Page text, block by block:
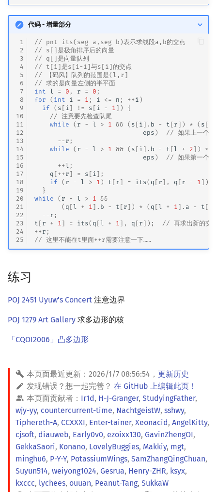
代码 - 增量部分
1
2
3
4
5
6
7
8
9
10
11
12
13
14
15
16
17
18
19
20
21
22
23
24
25
// pnt its(seg a,seg b)表示求线段a,b的交点
// s[]是极角排序后的向量
// q[]是向量队列
// t[i]是s[i-1]与s[i]的交点
// 【码风】队列的范围是(l,r]
// 求的是向量左侧的半平面
int
l = 0 , r = 0 ;
for
( int i = 1 ; i <= n ; ++ i )
if
( s [ i ] != s [ i - 1 ])
{
// 注意要先检查队尾
while
( r - l > 1 && ( s [ i ]. b - t [ r ]) * ( s [
eps )
// 如果上一个交
-- r ;
while
( r - l > 1 && ( s [ i ]. b - t [l + 2 ]) *
eps )
// 如果第一个交
++l ;
q [ ++ r ] = s [ i ];
if
( r - l > 1 ) t [ r ] = its( q [ r ], q [ r - 1 ]);
}
while
( r - l > 1
&&
( q [l + 1 ]. b - t [ r ]) * ( q [l + 1 ]. a - t [
-- r ;
t [ r + 1 ] = its( q [l + 1 ], q [ r ]);
// 再求出新的交
++ r ;
// 这里不能在t里面++r需要注意一下……
练习
POJ 2451 Uyuw's Concert 注意边界
POJ 1279 Art Gallery 求多边形的核
「CQOI2006」凸多边形
本页面最近更新： 2026/1/7 08:56:54 ， 更新历史
发现错误？想一起完善？ 在 GitHub 上编辑此页！
本页面贡献者： Ir1d, H-J-Granger, StudyingFather,
wjy-yy, countercurrent-time, NachtgeistW, sshwy,
Tiphereth-A, CCXXXI, Enter-tainer, Xeonacid, AngelKitty,
cjsoft, diauweb, Early0v0, ezoixx130, GavinZhengOI,
GekkaSaori, Konano, LovelyBuggies, Makkiy, mgt,
minghu6, P-Y-Y, PotassiumWings, SamZhangQingChuan,
Suyun514, weiyong1024, Gesrua, Henry-ZHR, ksyx,
kxccc, lychees, ouuan, Peanut-Tang, SukkaW